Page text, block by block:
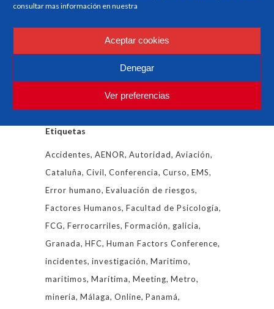
consultar mas información en nuestra
Aceptar cookies
Denegar
Ver preferencias
Etiquetas
Accidentes AENOR Autoridad Aviación
Cataluña Civil Conferencia Curso EMS
Error humano Evaluación de riesgos
Factores Humanos Facultad de Psicología
FCG Ferrocarriles Formación
galicia
Granada HFC Human Factors Conference
incidentes investigación Maritimo
maritimos Marítima Meeting Metro
mineria Málaga Online Panamá